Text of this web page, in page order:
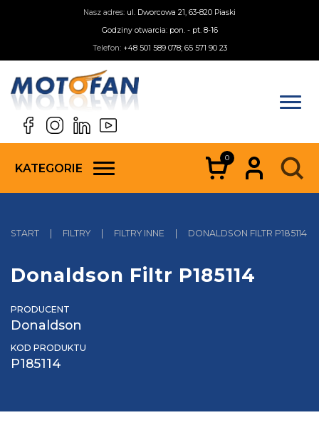
Nasz adres: ul. Dworcowa 21, 63-820 Piaski
Godziny otwarcia: pon. - pt. 8-16
Telefon: +48 501 589 078; 65 571 90 23
KATEGORIE
0
START | FILTRY | FILTRY INNE | DONALDSON FILTR P185114
Donaldson Filtr P185114
PRODUCENT
Donaldson
KOD PRODUKTU
P185114